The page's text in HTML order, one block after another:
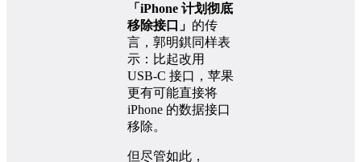
「iPhone 计划彻底
移除接口」 的传
言，郭明錤同样表
示：比起改用
USB-C 接口，苹果
更有可能直接将
iPhone 的数据接口
移除。
但尽管如此，